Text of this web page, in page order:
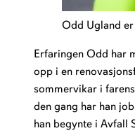
Odd Ugland
Erfaringen Odd har
opp i en
sommervikar i
den gang har han
han begynte i Avfall